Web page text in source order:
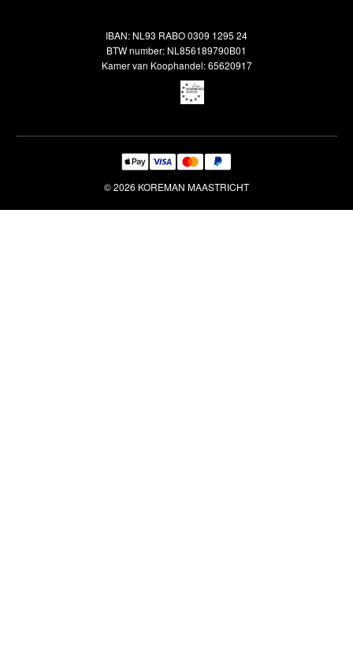
Veelgestelde vragen
IBAN: NL93 RABO 0309 1295 24
BTW number: NL856189790B01
Kamer van Koophandel: 65620917
© 2026 KOREMAN MAASTRICHT